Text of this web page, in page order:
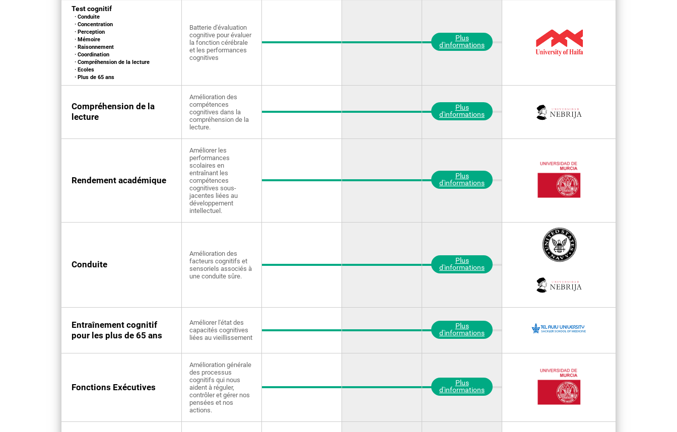
Test cognitif
· Conduite
· Concentration
· Perception
· Mémoire
· Raisonnement
· Coordination
· Compréhension de la lecture
· Ecoles
· Plus de 65 ans
Batterie d'évaluation
cognitive pour évaluer
la fonction cérébrale
et les performances
cognitives
Plus
d'informations
Compréhension de la
lecture
Amélioration des
compétences
cognitives dans la
compréhension de la
lecture.
Plus
d'informations
Rendement académique
Améliorer les
performances
scolaires en
entraînant les
compétences
cognitives sous-
jacentes liées au
développement
intellectuel.
Plus
d'informations
Conduite
Amélioration des
facteurs cognitifs et
sensoriels associés à
une conduite sûre.
Plus
d'informations
Entraînement cognitif
pour les plus de 65 ans
Améliorer l'état des
capacités cognitives
liées au vieillissement
Plus
d'informations
Fonctions Exécutives
Amélioration générale
des processus
cognitifs qui nous
aident à réguler,
contrôler et gérer nos
pensées et nos
actions.
Plus
d'informations